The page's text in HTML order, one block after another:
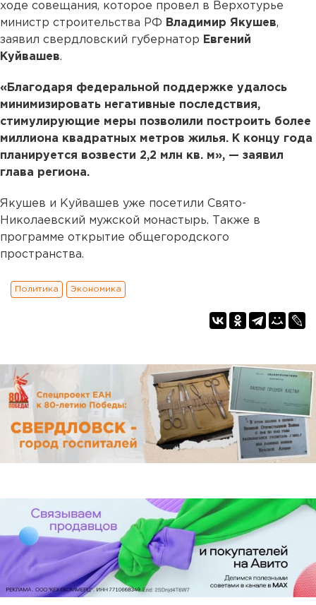
ходе совещания, которое провел в Верхотурье
министр строительства РФ Владимир Якушев,
заявил свердловский губернатор Евгений
Куйвашев.
«Благодаря федеральной поддержке удалось
минимизировать негативные последствия,
стимулирующие меры позволили построить более
миллиона квадратных метров жилья. К концу года
планируется возвести 2,2 млн кв. м», — заявил
глава региона.
Якушев и Куйвашев уже посетили Свято-
Николаевский мужской монастырь. Также в
программе открытие общегородского
пространства.
Политика Экономика